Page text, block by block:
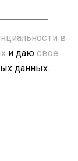
в
и даю свое
данных.